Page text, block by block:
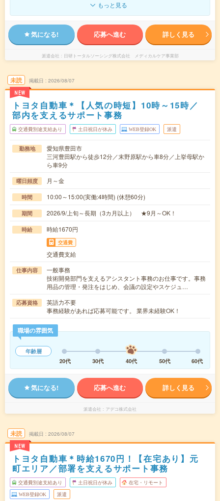
もっと見る
気になる! 応募へ進む 詳しく見る
派遣会社 日研トータルソーシング株式会社 メディカルケア事業部
未読
NEW
掲載日 2026/08/07
トヨタ自動車＊【人気の時短】10時～15時／
部内を支えるサポート事務
交通費別途支給あり 土日祝日が休み WEB登録OK 派遣
勤務地
愛知県豊田市
三河豊田駅から徒歩12分／末野原駅から車8分／上挙母駅か
ら車9分
曜日頻度 月～金
時間 10:00～15:00(実働:4時間) (休憩60分)
期間 2026/9/上旬～長期（3カ月以上） ★9月～OK！
時給 時給1670円
交通費
交通費支給
仕事内容
一般事務
技術開発部門を支えるアシスタント事務のお仕事です。事務
用品の管理・発注をはじめ、会議の設定やスケジュ…
応募資格
英語力不要
事務経験があれば応募可能です。 業界未経験OK！
職場の雰囲気
年齢層
20代
30代 40代 50代 60代
気になる! 応募へ進む 詳しく見る
派遣会社 アデコ株式会社
未読
NEW
掲載日 2026/08/07
トヨタ自動車＊時給1670円！【在宅あり】元
町エリア／部署を支えるサポート事務
交通費別途支給あり 土日祝日が休み 在宅・リモート
WEB登録OK 派遣